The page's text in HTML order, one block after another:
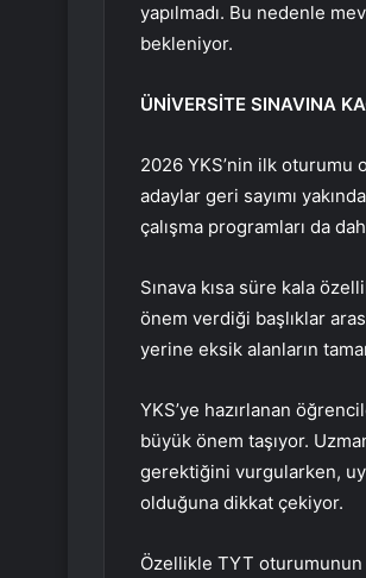
yapılmadı. Bu nedenle
bekleniyor.
ÜNİVERSİTE SINAVINA
2026 YKS’nin ilk oturumu
adaylar geri sayımı
çalışma programları da
Sınava kısa süre kala
önem verdiği başlıklar
yerine eksik alanların
YKS’ye hazırlanan
büyük önem taşıyor.
gerektiğini vurgularken,
olduğuna dikkat çekiyor.
Özellikle TYT